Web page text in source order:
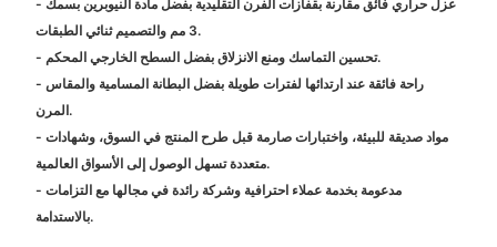
- عزل حراري فائق مقارنة بقفازات الفرن التقليدية بفضل مادة النيوبرين بسمك
3 مم والتصميم ثنائي الطبقات.
- تحسين التماسك ومنع الانزلاق بفضل السطح الخارجي المحكم.
- راحة فائقة عند ارتدائها لفترات طويلة بفضل البطانة المسامية والمقاس
المرن.
- مواد صديقة للبيئة، واختبارات صارمة قبل طرح المنتج في السوق، وشهادات
متعددة تسهل الوصول إلى الأسواق العالمية.
- مدعومة بخدمة عملاء احترافية وشركة رائدة في مجالها مع التزامات
بالاستدامة.